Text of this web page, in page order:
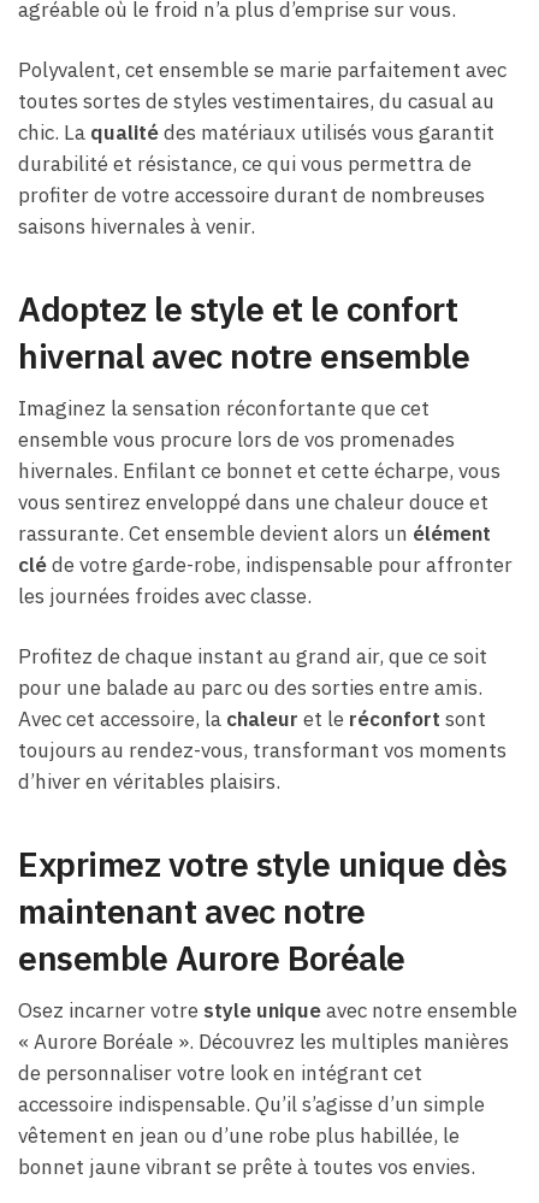
agréable où le froid n’a plus d’emprise sur vous.
Polyvalent, cet ensemble se marie parfaitement avec
toutes sortes de styles vestimentaires, du casual au
chic. La qualitédes matériaux utilisés vous garantit
durabilité et résistance, ce qui vous permettra de
profiter de votre accessoire durant de nombreuses
saisons hivernales à venir.
Adoptez le style et le confort
hivernal avec notre ensemble
Imaginez la sensation réconfortante que cet
ensemble vous procure lors de vos promenades
hivernales. Enfilant ce bonnet et cette écharpe, vous
vous sentirez enveloppé dans une chaleur douce et
rassurante. Cet ensemble devient alors un élément
cléde votre garde-robe, indispensable pour affronter
les journées froides avec classe.
Profitez de chaque instant au grand air, que ce soit
pour une balade au parc ou des sorties entre amis.
Avec cet accessoire, la chaleur et le réconfort sont
toujours au rendez-vous, transformant vos moments
d’hiver en véritables plaisirs.
Exprimez votre style unique dès
maintenant avec notre
ensemble Aurore Boréale
Osez incarner votre style uniqueavec notre ensemble
« Aurore Boréale ». Découvrez les multiples manières
de personnaliser votre look en intégrant cet
accessoire indispensable. Qu’il s’agisse d’un simple
vêtement en jean ou d’une robe plus habillée, le
bonnet jaune vibrant se prête à toutes vos envies.